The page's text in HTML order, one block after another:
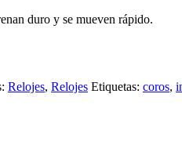
duro y se mueven rápido.
Relojes, Relojes Etiquetas: coros,